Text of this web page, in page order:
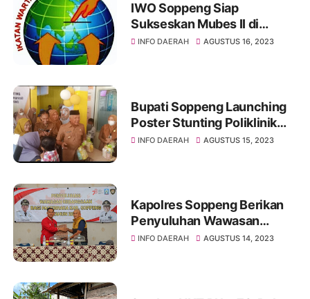
IWO Soppeng Siap
Sukseskan Mubes II di
Palembang
INFO DAERAH AGUSTUS 16, 2023
Bupati Soppeng Launching
Poster Stunting Poliklinik
Terintegrasi
INFO DAERAH AGUSTUS 15, 2023
Kapolres Soppeng Berikan
Penyuluhan Wawasan
Kebangsaan Pada
INFO DAERAH AGUSTUS 14, 2023